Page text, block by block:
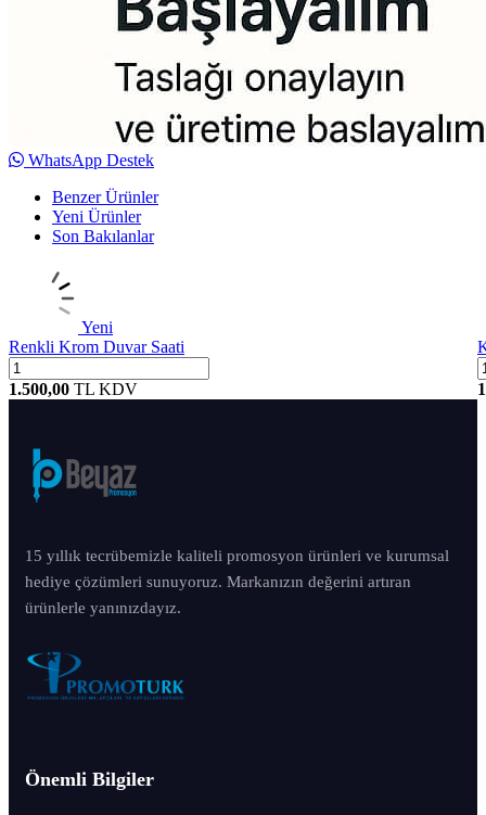
WhatsApp Destek
Benzer Ürünler
Yeni Ürünler
Son Bakılanlar
Yeni
Renkli Krom Duvar Saati
1.500,00 TL KDV
15 yıllık tecrübemizle kaliteli promosyon ürünleri ve kurumsal
hediye çözümleri sunuyoruz. Markanızın değerini artıran
ürünlerle yanınızdayız.
Önemli Bilgiler